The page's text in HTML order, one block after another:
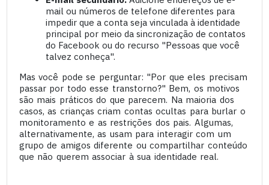
mail ou números de telefone diferentes para
impedir que a conta seja vinculada à identidade
principal por meio da sincronização de contatos
do Facebook ou do recurso "Pessoas que você
talvez conheça".
Mas você pode se perguntar: "Por que eles precisam
passar por todo esse transtorno?" Bem, os motivos
são mais práticos do que parecem. Na maioria dos
casos, as crianças criam contas ocultas para burlar o
monitoramento e as restrições dos pais. Algumas,
alternativamente, as usam para interagir com um
grupo de amigos diferente ou compartilhar conteúdo
que não querem associar à sua identidade real.